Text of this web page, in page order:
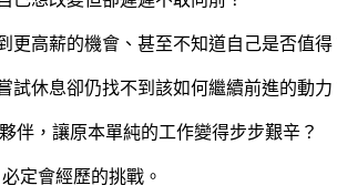
高薪的機會、甚至不知道自己是否值得
休息卻仍找不到該如何繼續前進的動力
伴，讓原本單純的工作變得步步艱辛？
定會經歷的挑戰。